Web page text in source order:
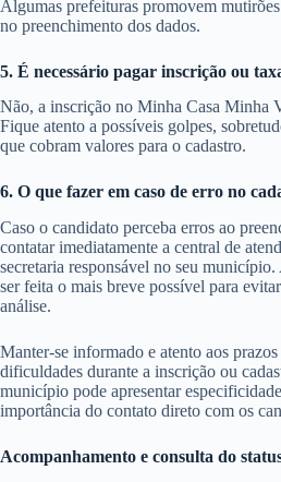
Algumas prefeituras promovem
no preenchimento dos dados.
5. É necessário pagar inscrição ou
Não, a inscrição no Minha Casa Minha
Fique atento a possíveis golpes,
que cobram valores para o cadastro.
6. O que fazer em caso de erro no
Caso o candidato perceba erros ao
contatar imediatamente a central de
secretaria responsável no seu
ser feita o mais breve possível para
análise.
Manter-se informado e atento aos
dificuldades durante a inscrição ou
município pode apresentar
importância do contato direto com os
Acompanhamento e consulta do